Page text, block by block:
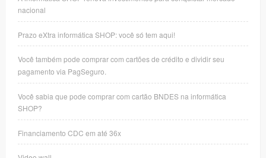
nacional
Prazo eXtra informática SHOP: você só tem aqui!
Você também pode comprar com cartões de crédito e dividir seu
pagamento via PagSeguro.
Você sabia que pode comprar com cartão BNDES na informática
SHOP?
Financiamento CDC em até 36x